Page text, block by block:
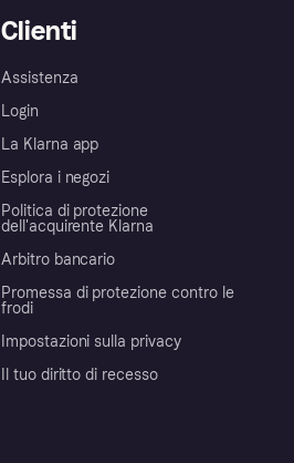
Clienti
Assistenza
Login
La Klarna app
Esplora i negozi
Politica di protezione
dell'acquirente Klarna
Arbitro bancario
Promessa di protezione contro le
frodi
Impostazioni sulla privacy
Il tuo diritto di recesso